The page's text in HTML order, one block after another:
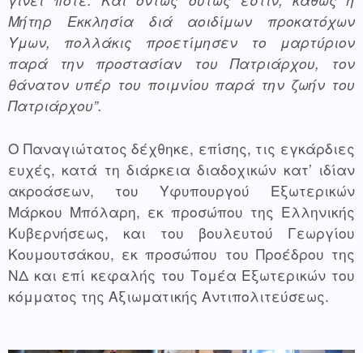
Μήτηρ Εκκλησία διά αοιδίμων προκατόχων
Υμων, πολλάκις προετίμησεν το μαρτύριον
παρά την προστασίαν του Πατριάρχου, τον
θάνατον υπέρ του ποιμνίου παρά την ζωήν του
Πατριάρχου”.
Ο Παναγιώτατος δέχθηκε, επίσης, τις εγκάρδιες
ευχές, κατά τη διάρκεια διαδοχικών κατ’ ιδίαν
ακροάσεων, του Υφυπουργού Εξωτερικών
Μάρκου Μπόλαρη, εκ προσώπου της Ελληνικής
Κυβερνήσεως, και του βουλευτού Γεωργίου
Κουμουτσάκου, εκ προσώπου του Προέδρου της
ΝΔ και επί κεφαλής του Τομέα Εξωτερικών του
κόμματος της Αξιωματικής Αντιπολιτεύσεως.